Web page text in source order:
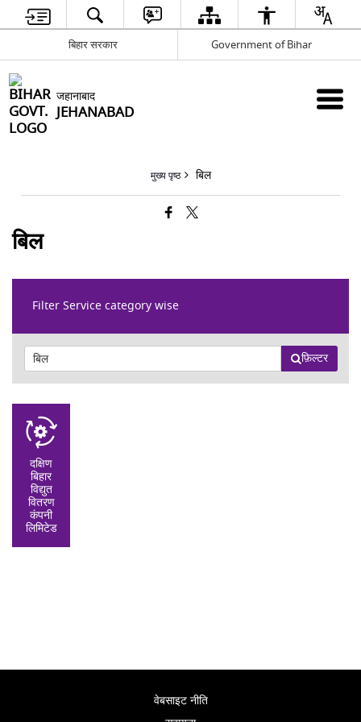
बिहार सरकार Government of Bihar
जहानाबाद
JEHANABAD
मुख्य पृष्ठ बिल
बिल
Filter Service category wise
फ़िल्टर
दक्षिण
बिहार
विद्युत
वितरण
कंपनी
लिमिटेड
वेबसाइट नीति